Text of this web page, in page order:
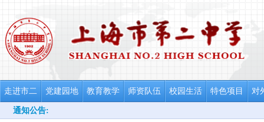
走进市二 党建园地 教育教学 师资队伍 校园生活 特色项目 对
通知公告: